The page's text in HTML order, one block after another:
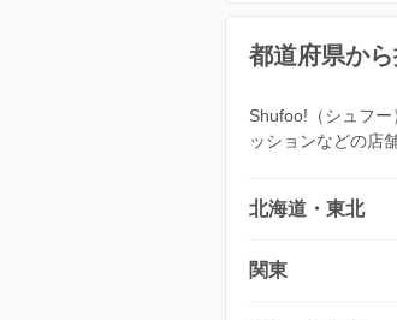
都道府県か
Shufoo!（シュフ
ッションなどの店
北海道・東北
関東